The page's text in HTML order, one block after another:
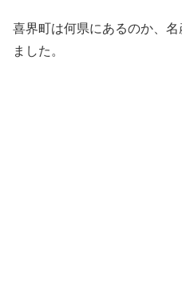
喜界町は何県にあるのか、
ました。